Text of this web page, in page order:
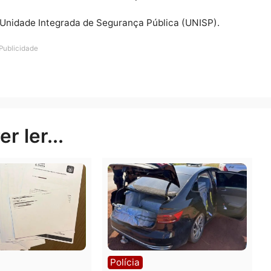
tratar-se do autor da agressão contra a
Publicidade
ler...